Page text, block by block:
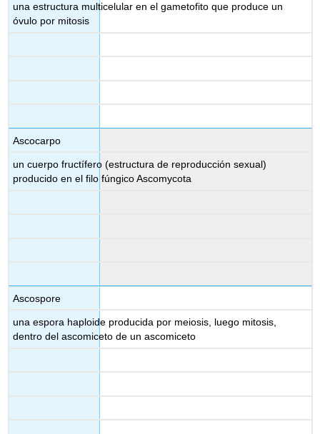
una estructura multicelular en el gametofito que produce un
óvulo por mitosis
Ascocarpo
un cuerpo fructífero (estructura de reproducción sexual)
producido en el filo fúngico Ascomycota
Ascospore
una espora haploide producida por meiosis, luego mitosis,
dentro del ascomiceto de un ascomiceto